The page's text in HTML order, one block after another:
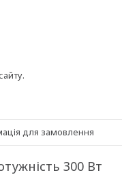
для замовлення
300 Вт